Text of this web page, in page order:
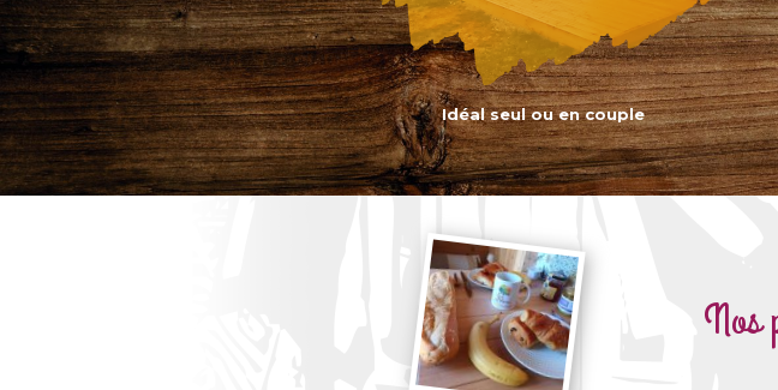
Idéal seul ou en couple
Nos